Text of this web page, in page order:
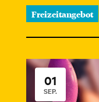
Freizeitangebot
01
SEP.